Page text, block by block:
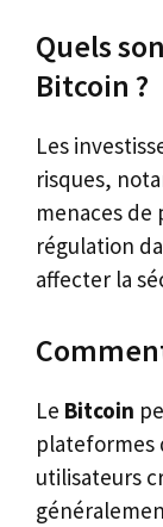
Quels
Bitcoin ?
Les
risques,
menaces de
régulation
affecter la
Le Bitcoin
plateformes
utilisateurs